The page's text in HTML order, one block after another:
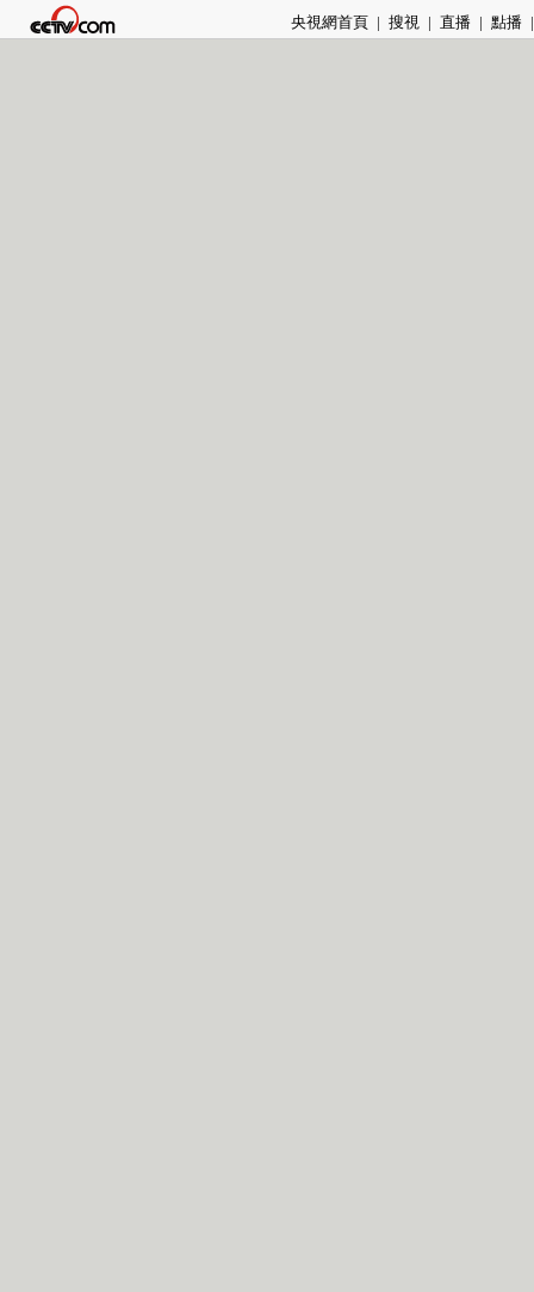
央視網首頁 | 搜視 | 直播 | 點播 |